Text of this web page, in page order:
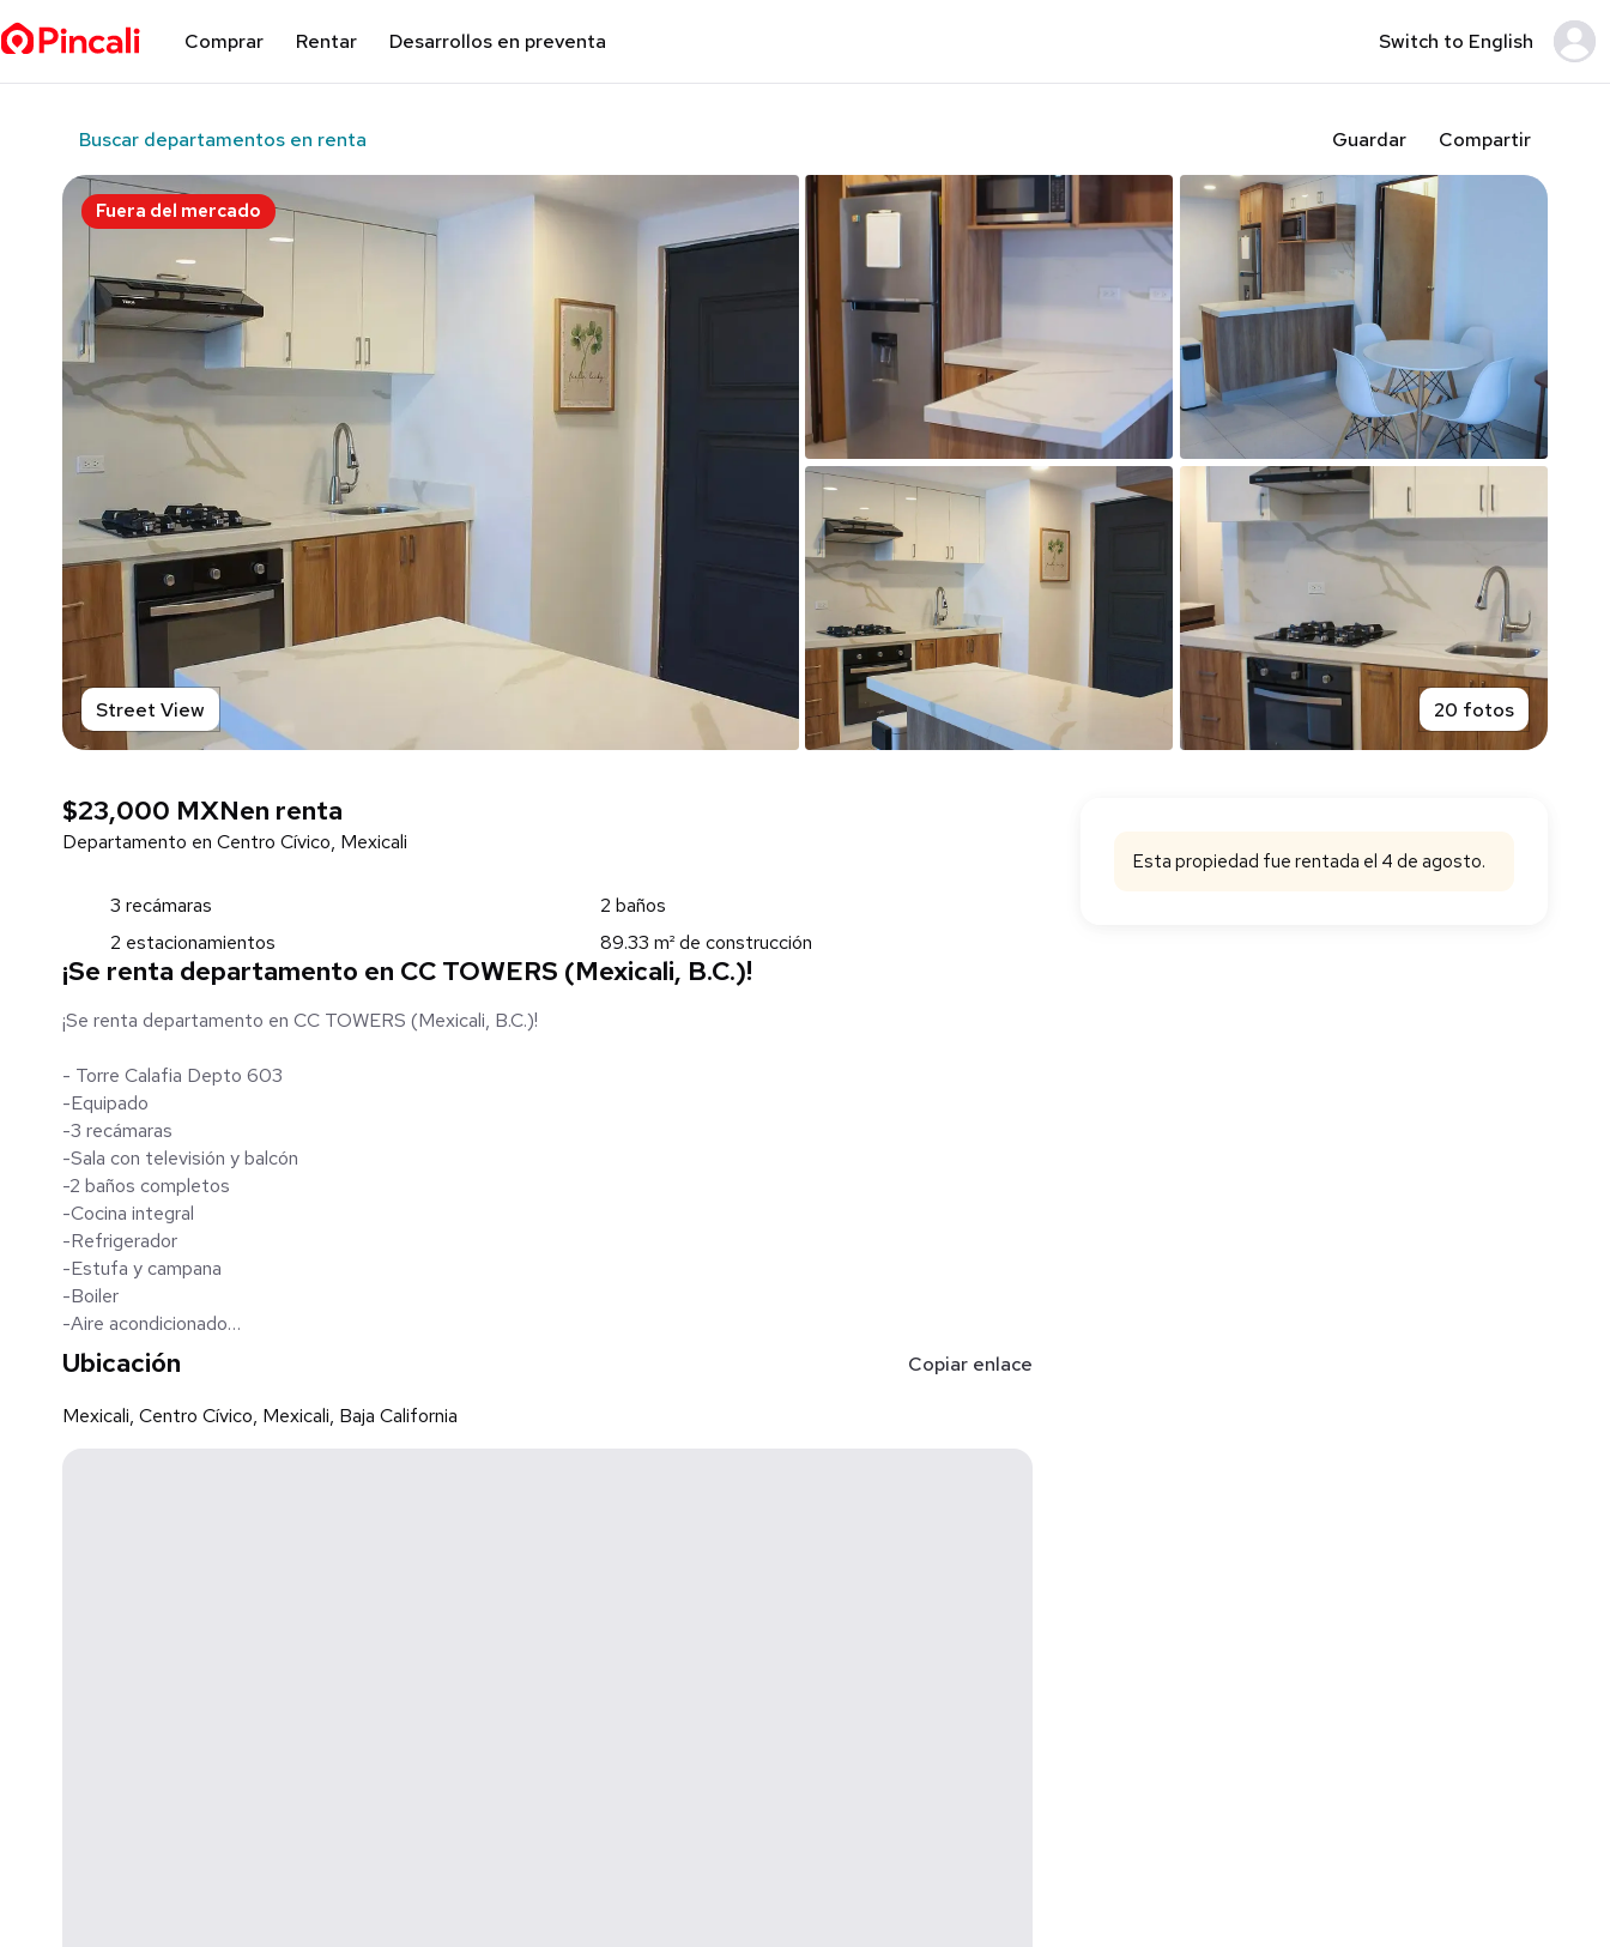
Comprar Rentar Desarrollos en preventa Switch to English
Buscar departamentos en renta Guardar Compartir
Fuera del mercado
Street View 20 fotos
$23,000 MXNen renta
Departamento en Centro Cívico, Mexicali
3 recámaras
2 baños
2 estacionamientos
89.33 m² de construcción
¡Se renta departamento en CC TOWERS (Mexicali, B.C.)!
¡Se renta departamento en CC TOWERS (Mexicali, B.C.)!
- Torre Calafia Depto 603
-Equipado
-3 recámaras
-Sala con televisión y balcón
-2 baños completos
-Cocina integral
-Refrigerador
-Estufa y campana
-Boiler
-Aire acondicionado
-Closets
-Lavadora y secadora en cuarto de lavado
-Persianas
-Cerrojo electrónico
Ubicación Copiar enlace
Mexicali, Centro Cívico, Mexicali, Baja California
Esta propiedad fue rentada el 4 de agosto.